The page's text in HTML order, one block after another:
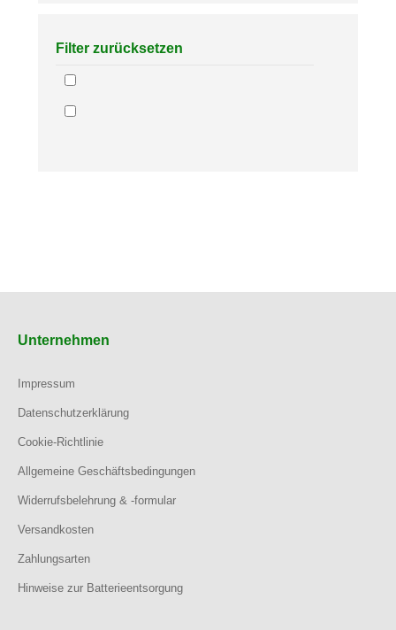
Filter zurücksetzen
Unternehmen
Impressum
Datenschutzerklärung
Cookie-Richtlinie
Allgemeine Geschäftsbedingungen
Widerrufsbelehrung & -formular
Versandkosten
Zahlungsarten
Hinweise zur Batterieentsorgung